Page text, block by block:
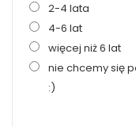
2-4 lata
4-6 lat
więcej niż 6 lat
nie chcemy się
:)